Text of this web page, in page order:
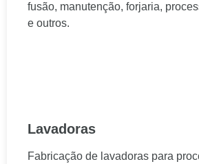
fusão, manutenção, forjaria,
e outros.
Lavadoras
Fabricação de lavadoras para